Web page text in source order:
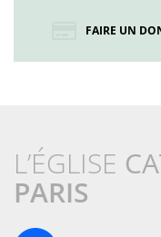
FAIRE UN
L’ÉGLISE
PARIS